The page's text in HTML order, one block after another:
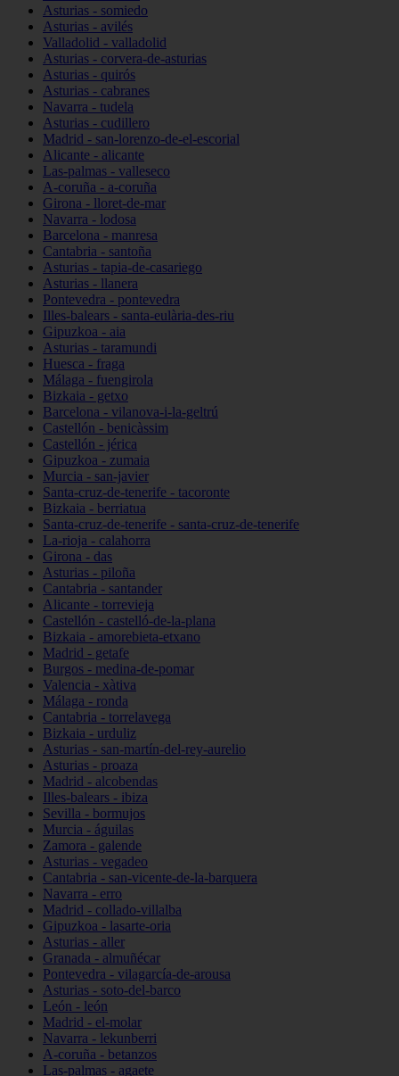
Asturias - somiedo
Asturias - avilés
Valladolid - valladolid
Asturias - corvera-de-asturias
Asturias - quirós
Asturias - cabranes
Navarra - tudela
Asturias - cudillero
Madrid - san-lorenzo-de-el-escorial
Alicante - alicante
Las-palmas - valleseco
A-coruña - a-coruña
Girona - lloret-de-mar
Navarra - lodosa
Barcelona - manresa
Cantabria - santoña
Asturias - tapia-de-casariego
Asturias - llanera
Pontevedra - pontevedra
Illes-balears - santa-eulària-des-riu
Gipuzkoa - aia
Asturias - taramundi
Huesca - fraga
Málaga - fuengirola
Bizkaia - getxo
Barcelona - vilanova-i-la-geltrú
Castellón - benicàssim
Castellón - jérica
Gipuzkoa - zumaia
Murcia - san-javier
Santa-cruz-de-tenerife - tacoronte
Bizkaia - berriatua
Santa-cruz-de-tenerife - santa-cruz-de-tenerife
La-rioja - calahorra
Girona - das
Asturias - piloña
Cantabria - santander
Alicante - torrevieja
Castellón - castelló-de-la-plana
Bizkaia - amorebieta-etxano
Madrid - getafe
Burgos - medina-de-pomar
Valencia - xàtiva
Málaga - ronda
Cantabria - torrelavega
Bizkaia - urduliz
Asturias - san-martín-del-rey-aurelio
Asturias - proaza
Madrid - alcobendas
Illes-balears - ibiza
Sevilla - bormujos
Murcia - águilas
Zamora - galende
Asturias - vegadeo
Cantabria - san-vicente-de-la-barquera
Navarra - erro
Madrid - collado-villalba
Gipuzkoa - lasarte-oria
Asturias - aller
Granada - almuñécar
Pontevedra - vilagarcía-de-arousa
Asturias - soto-del-barco
León - león
Madrid - el-molar
Navarra - lekunberri
A-coruña - betanzos
Las-palmas - agaete